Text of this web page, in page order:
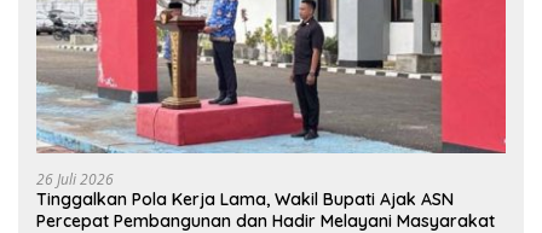
26 Juli 2026
Tinggalkan Pola Kerja Lama, Wakil Bupati Ajak ASN
Percepat Pembangunan dan Hadir Melayani Masyarakat